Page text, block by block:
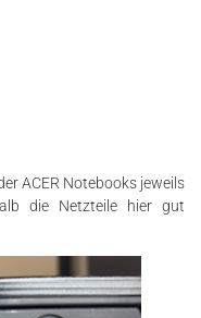
ACER Notebooks jeweils
die Netzteile hier gut